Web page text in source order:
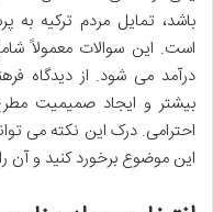
باشد، تمایل مردم ترکیه
است. این سوالات معمولاً
درآمد می شود. از دیدگاه
بیشتر و ایجاد صمیمیت
احترامی. درک این نکته می
این موضوع برخورد کنید و آن